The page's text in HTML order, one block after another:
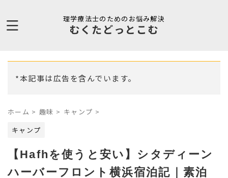
理学療法士のためのお悩み解決
むくたどっとこむ
*本記事は広告を含んでいます。
ホーム > 趣味 > キャンプ >
キャンプ
【Hafhを使うと安い】シタディーン
ハーバーフロント横浜宿泊記｜素泊